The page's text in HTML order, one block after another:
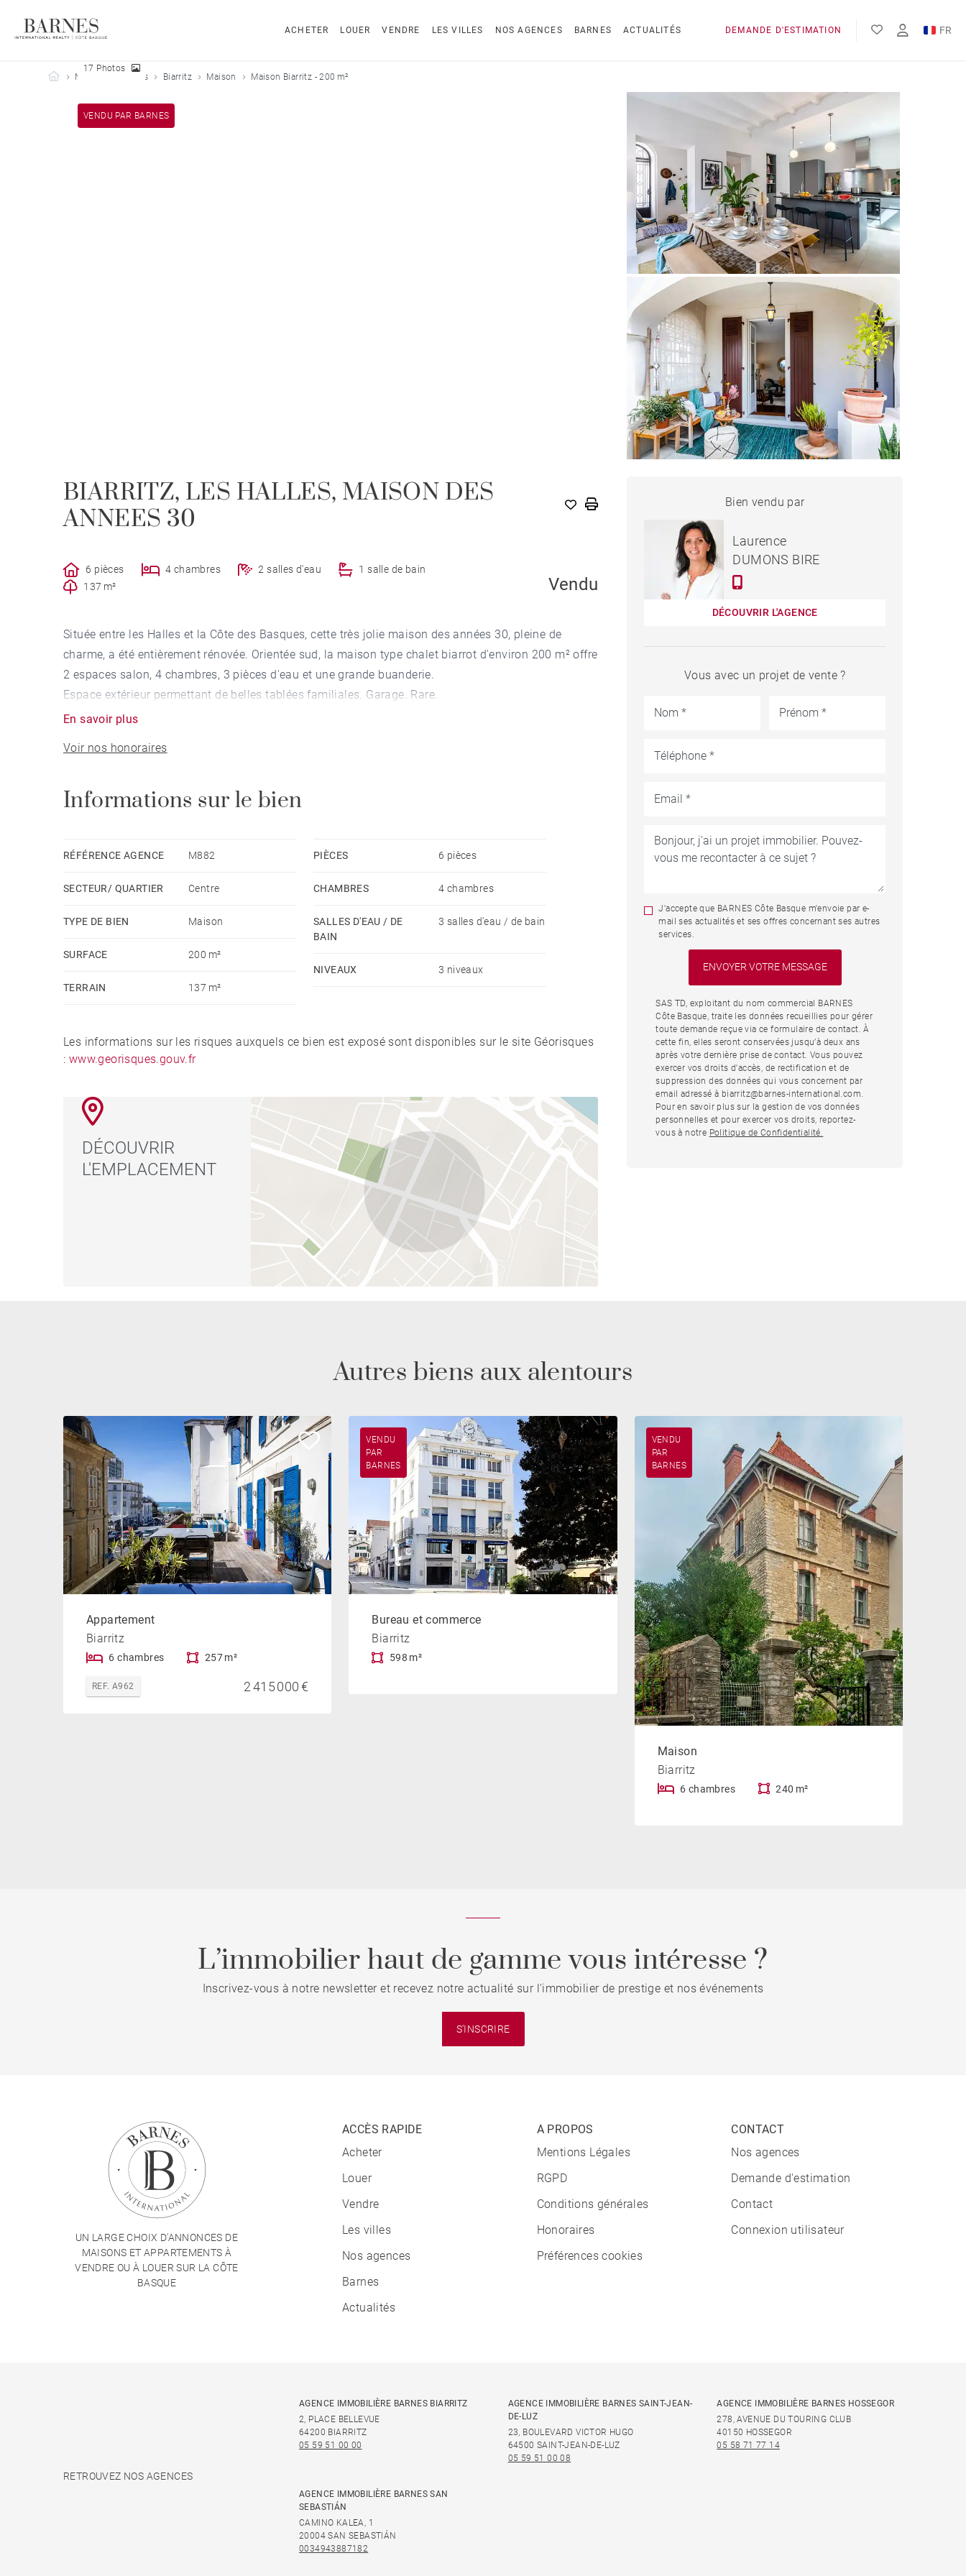
ACHETER LOUER VENDRE LES VILLES NOS AGENCES BARNES ACTUALITÉS DEMANDE D'ESTIMATION FR
EN
Barnes Côte Basque
Nos biens vendus Biarritz Maison Maison Biarritz - 200 m²
VENDU PAR BARNES
17 Photos
BIARRITZ, LES HALLES, MAISON DES
ANNEES 30
6 pièces 4 chambres 2 salles d'eau
1 salle de bain
137 m²
Vendu
Située entre les Halles et la Côte des Basques, cette très jolie maison des années 30, pleine de
charme, a été entièrement rénovée. Orientée sud, la maison type chalet biarrot d'environ 200 m² offre
2 espaces salon, 4 chambres, 3 pièces d'eau et une grande buanderie.
Espace extérieur permettant de belles tablées familiales. Garage. Rare.
En savoir plus
Voir nos honoraires
Informations sur le bien
RÉFÉRENCE AGENCE M882
SECTEUR/ QUARTIER Centre
TYPE DE BIEN Maison
SURFACE 200 m²
TERRAIN 137 m²
PIÈCES 6 pièces
CHAMBRES 4 chambres
SALLES D'EAU / DE
BAIN
3 salles d'eau / de bain
NIVEAUX 3 niveaux
Les informations sur les risques auxquels ce bien est exposé sont disponibles sur le site Géorisques
: www.georisques.gouv.fr
DÉCOUVRIR
L'EMPLACEMENT
MAISON BIARRITZ - 200 M²
Bien vendu par
Laurence
DUMONS BIRE
DÉCOUVRIR L'AGENCE
Vous avec un projet de vente ?
J'accepte que BARNES Côte Basque m'envoie par e-
mail ses actualités et ses offres concernant ses autres
services.
SAS TD, exploitant du nom commercial BARNES
Côte Basque, traite les données recueillies pour gérer
toute demande reçue via ce formulaire de contact. À
cette fin, elles seront conservées jusqu’à deux ans
après votre dernière prise de contact. Vous pouvez
exercer vos droits d'accès, de rectification et de
suppression des données qui vous concernent par
email adressé à biarritz@barnes-international.com.
Pour en savoir plus sur la gestion de vos données
personnelles et pour exercer vos droits, reportez-
vous à notre Politique de Confidentialité.
Autres biens aux alentours
Appartement
Biarritz
6 chambres 257 m²
REF. A962 2 415 000 €
VENDU
PAR
BARNES
Bureau et commerce
Biarritz
598 m²
VENDU
PAR
BARNES
Maison
Biarritz
6 chambres 240 m²
L’immobilier haut de gamme vous intéresse ?
Inscrivez-vous à notre newsletter et recevez notre actualité sur l'immobilier de prestige et nos événements
S'INSCRIRE
UN LARGE CHOIX D'ANNONCES DE
MAISONS ET APPARTEMENTS À
VENDRE OU À LOUER SUR LA CÔTE
BASQUE
ACCÈS RAPIDE
Acheter
Louer
Vendre
Les villes
Nos agences
Barnes
Actualités
A PROPOS
Mentions Légales
RGPD
Conditions générales
Honoraires
Préférences cookies
CONTACT
Nos agences
Demande d'estimation
Contact
Connexion utilisateur
RETROUVEZ NOS AGENCES
AGENCE IMMOBILIÈRE BARNES BIARRITZ
2, PLACE BELLEVUE
64200 BIARRITZ
05 59 51 00 00
AGENCE IMMOBILIÈRE BARNES SAINT-JEAN-
DE-LUZ
23, BOULEVARD VICTOR HUGO
64500 SAINT-JEAN-DE-LUZ
05 59 51 00 08
AGENCE IMMOBILIÈRE BARNES HOSSEGOR
278, AVENUE DU TOURING CLUB
40150 HOSSEGOR
05 58 71 77 14
AGENCE IMMOBILIÈRE BARNES SAN
SEBASTIÁN
CAMINO KALEA, 1
20004 SAN SEBASTIÁN
0034943887182